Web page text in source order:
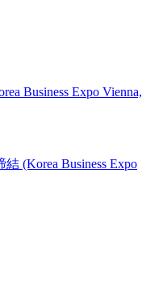
Business Expo Vienna,
(Korea Business Expo